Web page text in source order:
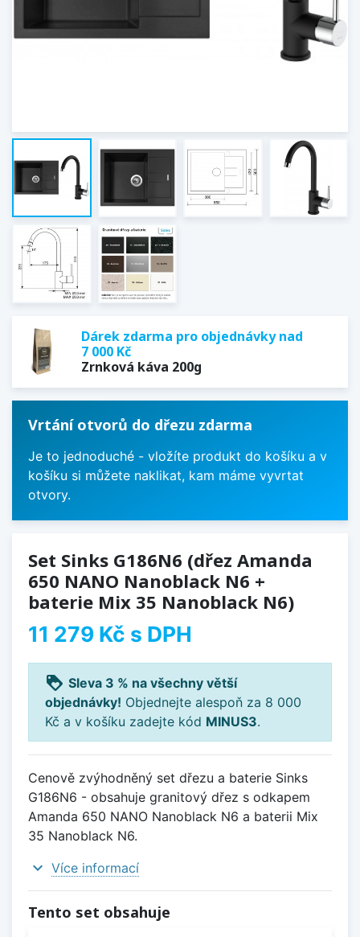
Dárek zdarma pro objednávky nad
7 000 Kč
Zrnková káva 200g
Vrtání otvorů do dřezu zdarma
Je to jednoduché - vložíte produkt do košíku a v
košíku si můžete naklikat, kam máme vyvrtat
otvory.
Set Sinks G186N6 (dřez Amanda
650 NANO Nanoblack N6 +
baterie Mix 35 Nanoblack N6)
11 279 Kč s DPH
loyalty Sleva 3 % na všechny větší
objednávky! Objednejte alespoň za 8 000
Kč a v košíku zadejte kód MINUS3.
Cenově zvýhodněný set dřezu a baterie Sinks
G186N6 - obsahuje granitový dřez s odkapem
Amanda 650 NANO Nanoblack N6 a baterii Mix
35 Nanoblack N6.
expand_more Více informací
Tento set obsahuje